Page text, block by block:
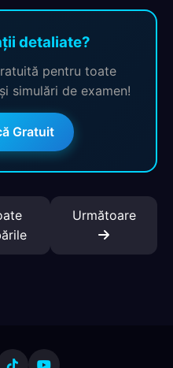
detaliate?
pentru toate
simulări de examen!
Gratuit
Următoare